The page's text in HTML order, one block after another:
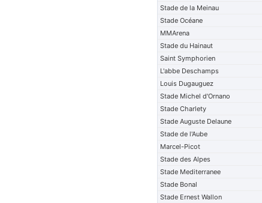
Stade de la Meinau
Stade Océane
MMArena
Stade du Hainaut
Saint Symphorien
L'abbe Deschamps
Louis Dugauguez
Stade Michel d'Ornano
Stade Charlety
Stade Auguste Delaune
Stade de l'Aube
Marcel-Picot
Stade des Alpes
Stade Mediterranee
Stade Bonal
Stade Ernest Wallon